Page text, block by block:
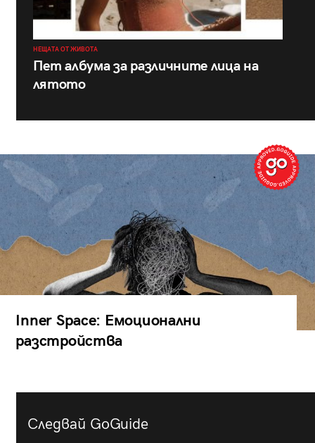
НЕЩАТА ОТ ЖИВОТА
Пет албума за различните лица на
лятото
Inner Space: Емоционални
разстройства
Следвай GoGuide